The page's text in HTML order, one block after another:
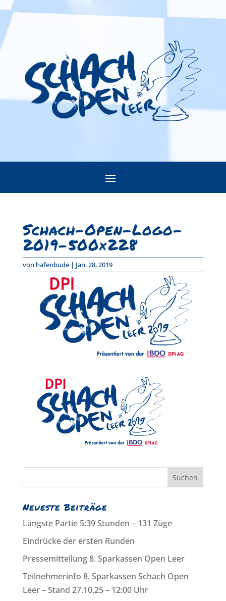
Schach-Open-Logo-
2019–500×228
von hafenbude| Jan. 28, 2019
Neueste Beiträge
Längste Partie 5:39 Stunden – 131 Züge
Eindrücke der ersten Runden
Pressemitteilung 8. Sparkassen Open Leer
Teilnehmerinfo 8. Sparkassen Schach Open
Leer – Stand 27.10.25 – 12:00 Uhr